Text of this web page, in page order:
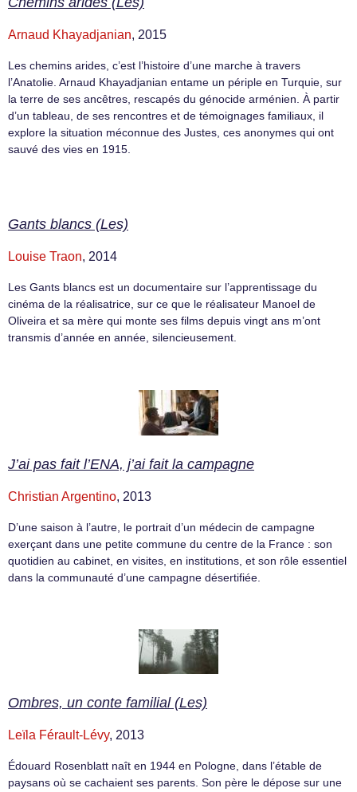
Arnaud Khayadjanian, 2015
Les chemins arides, c’est l’histoire d’une marche à travers
l’Anatolie. Arnaud Khayadjanian entame un périple en Turquie, sur
la terre de ses ancêtres, rescapés du génocide arménien. À partir
d’un tableau, de ses rencontres et de témoignages familiaux, il
explore la situation méconnue des Justes, ces anonymes qui ont
sauvé des vies en 1915.
Gants blancs (Les)
Louise Traon, 2014
Les Gants blancs est un documentaire sur l’apprentissage du
cinéma de la réalisatrice, sur ce que le réalisateur Manoel de
Oliveira et sa mère qui monte ses films depuis vingt ans m’ont
transmis d’année en année, silencieusement.
J’ai pas fait l’ENA, j’ai fait la campagne
Christian Argentino, 2013
D’une saison à l’autre, le portrait d’un médecin de campagne
exerçant dans une petite commune du centre de la France : son
quotidien au cabinet, en visites, en institutions, et son rôle essentiel
dans la communauté d’une campagne désertifiée.
Ombres, un conte familial (Les)
Leïla Férault-Lévy, 2013
Édouard Rosenblatt naît en 1944 en Pologne, dans l’étable de
paysans où se cachaient ses parents. Son père le dépose sur une